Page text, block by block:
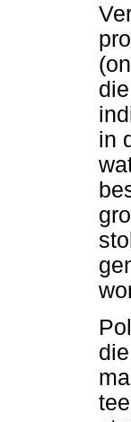
in